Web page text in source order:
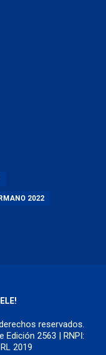
2022
reservados.
Edición 2563 | RNPI:
2019